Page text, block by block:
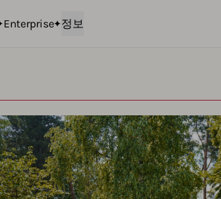
Enterprise 정보